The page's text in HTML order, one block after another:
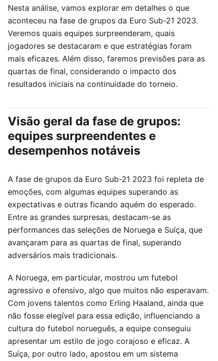
Nesta análise, vamos explorar em detalhes o que
aconteceu na fase de grupos da Euro Sub-21 2023.
Veremos quais equipes surpreenderam, quais
jogadores se destacaram e que estratégias foram
mais eficazes. Além disso, faremos previsões para as
quartas de final, considerando o impacto dos
resultados iniciais na continuidade do torneio.
Visão geral da fase de grupos:
equipes surpreendentes e
desempenhos notáveis
A fase de grupos da Euro Sub-21 2023 foi repleta de
emoções, com algumas equipes superando as
expectativas e outras ficando aquém do esperado.
Entre as grandes surpresas, destacam-se as
performances das seleções de Noruega e Suíça, que
avançaram para as quartas de final, superando
adversários mais tradicionais.
A Noruega, em particular, mostrou um futebol
agressivo e ofensivo, algo que muitos não esperavam.
Com jovens talentos como Erling Haaland, ainda que
não fosse elegível para essa edição, influenciando a
cultura do futebol norueguês, a equipe conseguiu
apresentar um estilo de jogo corajoso e eficaz. A
Suíça, por outro lado, apostou em um sistema